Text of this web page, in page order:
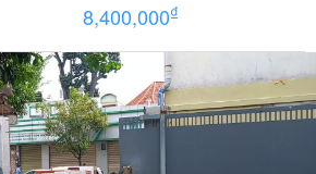
8,400,000₫